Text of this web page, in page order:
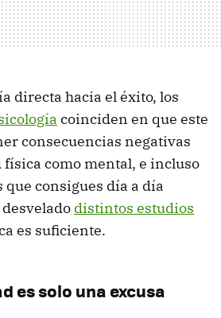
directa hacia el éxito, los
coinciden en que este
consecuencias negativas
física como mental, e incluso
que consigues día a día
distintos estudios
es suficiente.
es solo una excusa